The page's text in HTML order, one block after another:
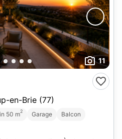
11
en-Brie (77)
50 m2 Garage
Balcon